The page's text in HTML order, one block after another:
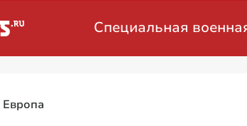
Специальная военная
Европа